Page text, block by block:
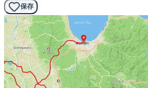
保存